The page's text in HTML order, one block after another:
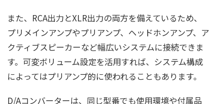
また、RCA出力とXLR出力の両方を備えているため、
プリメインアンプやプリアンプ、ヘッドホンアンプ、ア
クティブスピーカーなど幅広いシステムに接続できま
す。可変ボリューム設定を活用すれば、システム構成
によってはプリアンプ的に使われることもあります。
D/Aコンバーターは、同じ型番でも使用環境や付属品